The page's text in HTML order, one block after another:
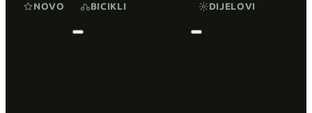
NOVO BICIKLI DIJELOVI